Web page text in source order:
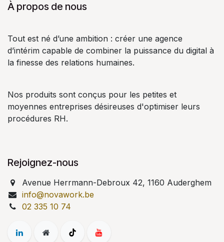
À propos de nous
Tout est né d’une ambition : créer une agence
d’intérim capable de combiner la puissance du digital à
la finesse des relations humaines.
Nos produits sont conçus pour les petites et
moyennes entreprises désireuses d'optimiser leurs
procédures RH.
Rejoignez-nous
Avenue Herrmann-Debroux 42, 1160 Auderghem
info@novawork.be
02 335 10 74